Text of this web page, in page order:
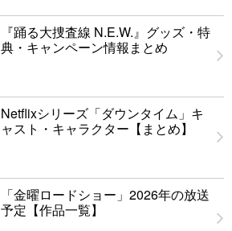
『踊る大捜査線 N.E.W.』グッズ・特
典・キャンペーン情報まとめ
Netflixシリーズ「ダウンタイム」キ
ャスト・キャラクター【まとめ】
「金曜ロードショー」2026年の放送
予定【作品一覧】